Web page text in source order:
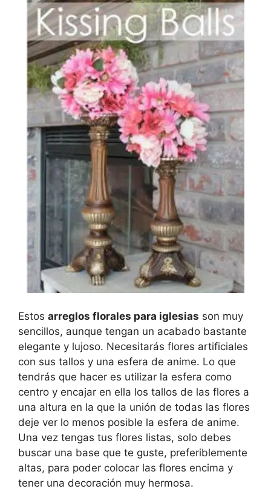
Estos arreglos florales para iglesias son muy
sencillos, aunque tengan un acabado bastante
elegante y lujoso. Necesitarás flores artificiales
con sus tallos y una esfera de anime. Lo que
tendrás que hacer es utilizar la esfera como
centro y encajar en ella los tallos de las flores a
una altura en la que la unión de todas las flores
deje ver lo menos posible la esfera de anime.
Una vez tengas tus flores listas, solo debes
buscar una base que te guste, preferiblemente
altas, para poder colocar las flores encima y
tener una decoración muy hermosa.